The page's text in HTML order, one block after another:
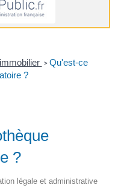
> Qu'est-ce
?
?
légale et administrative